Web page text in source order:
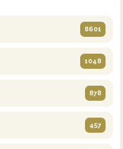
8601
1048
878
457